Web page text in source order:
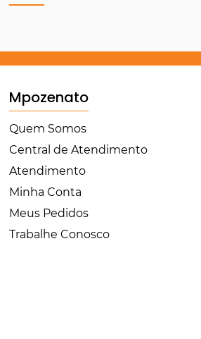
Mpozenato
Quem Somos
Central de Atendimento
Atendimento
Minha Conta
Meus Pedidos
Trabalhe Conosco